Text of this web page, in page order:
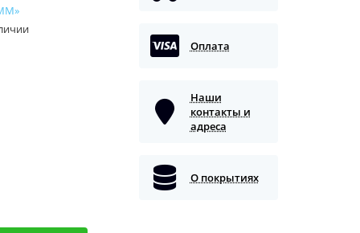
Оплата
Наши
контакты и
адреса
О покрытиях